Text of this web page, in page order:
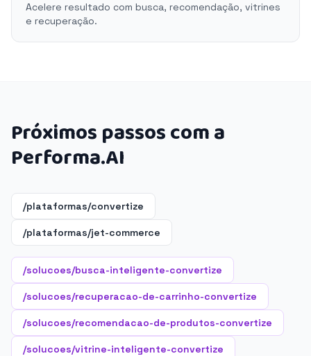
Acelere resultado com busca, recomendação, vitrines
e recuperação.
Próximos passos com a
Performa.AI
/plataformas/convertize
/plataformas/jet-commerce
/solucoes/busca-inteligente-convertize
/solucoes/recuperacao-de-carrinho-convertize
/solucoes/recomendacao-de-produtos-convertize
/solucoes/vitrine-inteligente-convertize